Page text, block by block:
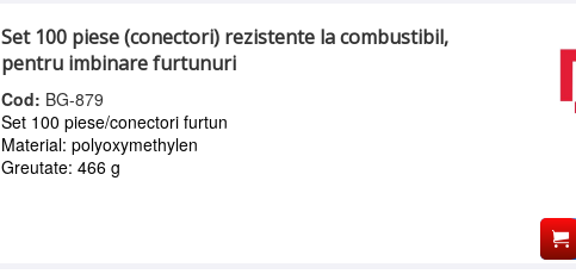
Set 100 piese (conectori) rezistente la combustibil,
pentru imbinare furtunuri
Cod: BG-879
Set 100 piese/conectori furtun
Material: polyoxymethylen
Greutate: 466 g